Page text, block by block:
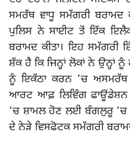
ਸਮਰੱਥ ਵਾਧੂ ਸਮੱਗਰੀ ਬਰਾਮਦ
ਪੁਲਿਸ ਨੇ ਸਾਈਟ ਤੋਂ ਇੱਕ
ਬਰਾਮਦ ਕੀਤਾ। ਇਹ
ਸ਼ੱਕ ਹੈ ਕਿ ਜਿਨ੍ਹਾਂ ਲੋਕਾਂ ਨੇ ਉਨ੍ਹਾਂ
ਨੂੰ ਇਕੱਠਾ ਕਰਨ ’ਚ ਅਸਮਰੱਥ
ਆਰਟ ਆਫ਼ ਲਿਵਿੰਗ ਫਾਊਂਡੇਸ਼ਨ
’ਚ ਸ਼ਾਮਲ ਹੋਣ ਲਈ ਬੰਗਲੁਰੂ ’ਚ
ਦੇ ਨੇੜੇ ਵਿਸਫੋਟਕ ਸਮੱਗਰੀ